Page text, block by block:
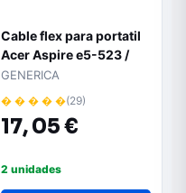
Cable flex para portatil
Acer Aspire e5-523 /
50.geqn7.001
GENERICA
� � � � �(29)
17,05 €
2 unidades